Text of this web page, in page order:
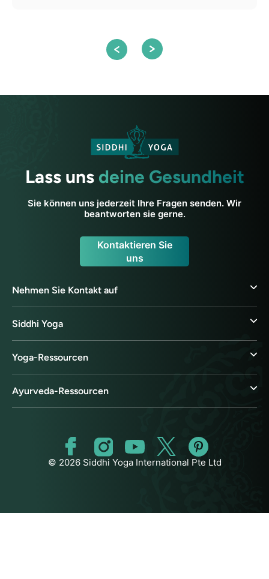
Lass uns deine Gesundheit
Sie können uns jederzeit Ihre Fragen senden. Wir
beantworten sie gerne.
Kontaktieren Sie
uns
Nehmen Sie Kontakt auf
Siddhi Yoga
Yoga-Ressourcen
Ayurveda-Ressourcen
© 2026 Siddhi Yoga International Pte Ltd